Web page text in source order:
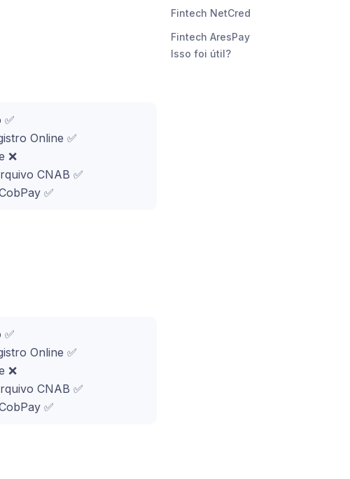
Online ✅
❌
CNAB ✅
✅
Online ✅
❌
CNAB ✅
✅
Fintech NetCred
Fintech AresPay
Isso foi útil?